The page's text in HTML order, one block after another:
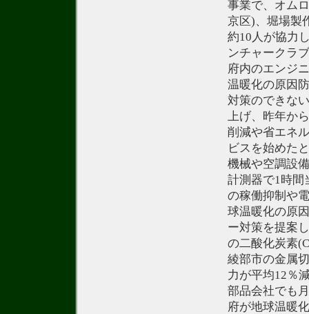
事業で、オム
京区)、堀場製
約10人が協力
ンチャークラ
府内のエンジ
温暖化の原因
対策のできな
上げ、昨年か
削減や省エネ
ビスを始めた
機械や空調設
計測器で1時間
の稼働抑制や
球温暖化の原
ー対策を提案
の二酸化炭素
綾部市の金属
力が平均12％
部品会社でも
府が地球温暖